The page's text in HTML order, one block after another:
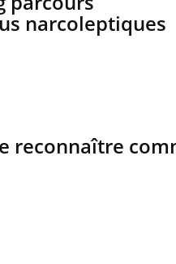
narcoleptiques
reconnaître